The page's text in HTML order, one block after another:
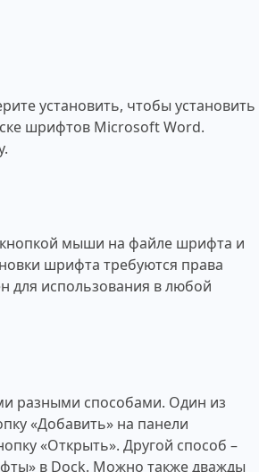
установить, чтобы установить
шрифтов Microsoft Word.
мыши на файле шрифта и
шрифта требуются права
для использования в любой
разными способами. Один из
«Добавить» на панели
«Открыть». Другой способ –
в Dock. Можно также дважды